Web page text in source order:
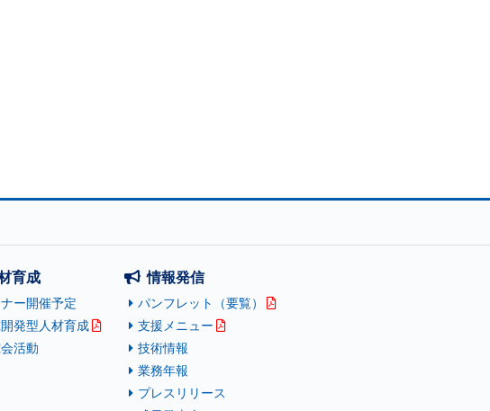
育成
ー開催予定
発型人材育成
活動
情報発信
パンフレット（要覧）
支援メニュー
技術情報
業務年報
プレスリリース